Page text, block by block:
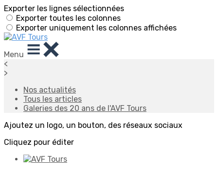
Exporter les lignes sélectionnées
Exporter toutes les colonnes
Exporter uniquement les colonnes affichées
Menu
<
>
Nos actualités
Tous les articles
Galeries des 20 ans de l'AVF Tours
Ajoutez un logo, un bouton, des réseaux sociaux
Cliquez pour éditer